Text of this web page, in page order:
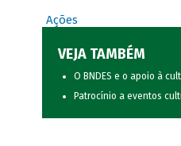
Ações
VEJA TAMBÉM
O BNDES e o apoio à
Patrocínio a eventos